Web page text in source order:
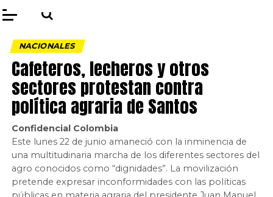
NACIONALES
Cafeteros, lecheros y otros
sectores protestan contra
política agraria de Santos
Confidencial Colombia
Este lunes 22 de junio amaneció con la inminencia de
una multitudinaria marcha de los diferentes sectores del
agro conocidos como “dignidades”. La movilización
pretende expresar inconformidades con las políticas